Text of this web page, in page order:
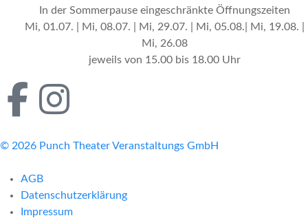
In der Sommerpause eingeschränkte Öffnungszeiten
Mi, 01.07. | Mi, 08.07. | Mi, 29.07. | Mi, 05.08.| Mi, 19.08. |
Mi, 26.08
jeweils von 15.00 bis 18.00 Uhr
© 2026 Punch Theater Veranstaltungs GmbH
AGB
Datenschutzerklärung
Impressum